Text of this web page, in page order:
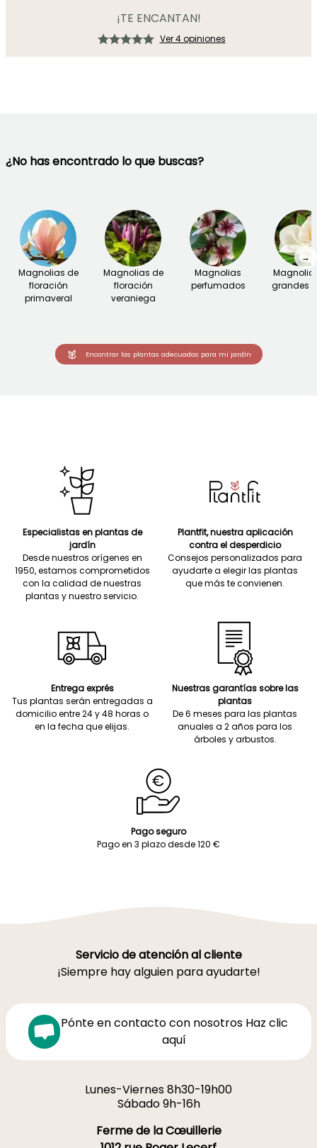
¡TE ENCANTAN!
Ver 4 opiniones
¿No has encontrado lo que buscas?
Magnolias de
floración
primaveral
Magnolias de
floración
veraniega
Magnolias
perfumados
grandes
→
Encontrar las plantas adecuadas para mi jardín
Especialistas en plantas de
jardín
Desde nuestros orígenes en
1950, estamos comprometidos
con la calidad de nuestras
plantas y nuestro servicio.
Plantfit, nuestra aplicación
contra el desperdicio
Consejos personalizados para
ayudarte a elegir las plantas
que más te convienen.
Entrega exprés
Tus plantas serán entregadas a
domicilio entre 24 y 48 horas o
en la fecha que elijas.
Nuestras garantías sobre las
plantas
De 6 meses para las plantas
anuales a 2 años para los
árboles y arbustos.
Pago seguro
Pago en 3 plazo desde 120 €
Servicio de atención al cliente
¡Siempre hay alguien para ayudarte!
Pónte en contacto con nosotros Haz clic
aquí
Lunes-Viernes 8h30-19h00
Sábado 9h-16h
Ferme de la Cœuillerie